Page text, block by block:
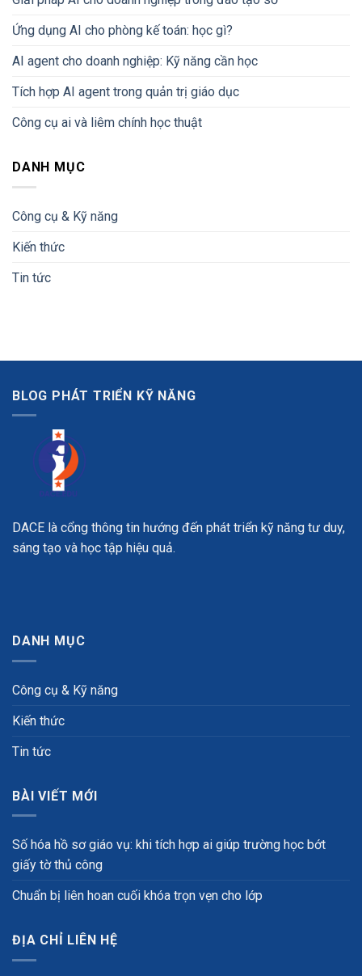
Ứng dụng AI cho phòng kế toán: học gì?
AI agent cho doanh nghiệp: Kỹ năng cần học
Tích hợp AI agent trong quản trị giáo dục
Công cụ ai và liêm chính học thuật
DANH MỤC
Công cụ & Kỹ năng
Kiến thức
Tin tức
BLOG PHÁT TRIỂN KỸ NĂNG
DACE là cổng thông tin hướng đến phát triển kỹ năng tư duy,
sáng tạo và học tập hiệu quả.
DANH MỤC
Công cụ & Kỹ năng
Kiến thức
Tin tức
BÀI VIẾT MỚI
Số hóa hồ sơ giáo vụ: khi tích hợp ai giúp trường học bớt
giấy tờ thủ công
Chuẩn bị liên hoan cuối khóa trọn vẹn cho lớp
ĐỊA CHỈ LIÊN HỆ